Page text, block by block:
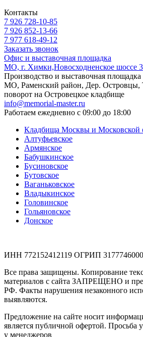
Контакты
7 926 728-10-85
7 926 852-13-66
7 977 618-49-12
Заказать звонок
Офис и выставочная площадка
МО, г. Химки,Новосходненское шоссе 3
Производство и выставочная площадка
МО, Раменский район, Дер. Островцы,
поворот на Островецкое кладбище
info@memorial-master.ru
Работаем ежедневно с 09:00 до 18:00
Кладбища Москвы и Московской
Алтуфьевское
Армянское
Бабушкинское
Бусиновское
Бутовское
Ваганьковское
Владыкинское
Головинское
Гольяновское
Донское
ИНН 772152412119 ОГРИП
Все права защищены. Копирование
материалов с сайта ЗАПРЕЩЕНО и
РФ. Факты нарушения незаконного
выявляются.
Предложение на сайте носит
является публичной офертой. Просьба
у менеджеров